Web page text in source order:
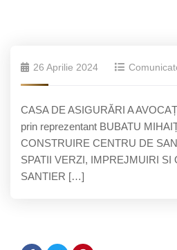
26 Aprilie 2024
CASA DE ASIGURĂRI A
prin reprezentant BUBATU
CONSTRUIRE CENTRU DE
SPATII VERZI, IMPREJMUIRI SI
SANTIER […]